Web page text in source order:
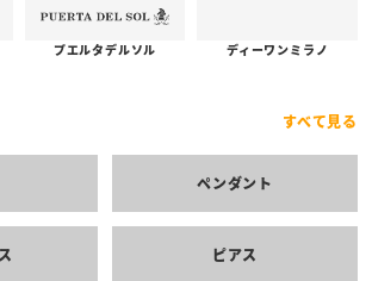
プエルタデルソル ディーワンミラノ
すべて見る
ペンダント
ピアス